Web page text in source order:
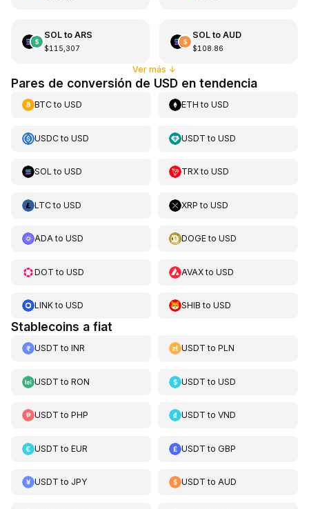
SOLto ARS
$115,307
SOLto AUD
$108.86
Ver más ↓
Pares de conversión de USD en tendencia
BTCto USD ETH toUSD
USDCto USD USDT toUSD
SOL to USD TRXtoUSD
LTCto USD XRP toUSD
ADAto USD DOGEtoUSD
DOT to USD AVAXtoUSD
LINKto USD SHIB toUSD
Stablecoins a fiat
USDT to INR USDT toPLN
USDT to RON USDT toUSD
USDT to PHP USDT toVND
USDT to EUR USDT toGBP
USDT to JPY USDT toAUD